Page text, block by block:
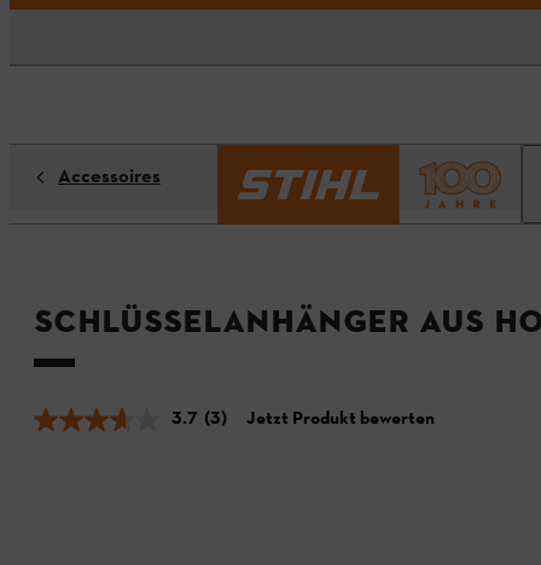
Accessoires
Schlüsselanhänger aus
3.7 (3) Jetzt Produkt bewerten